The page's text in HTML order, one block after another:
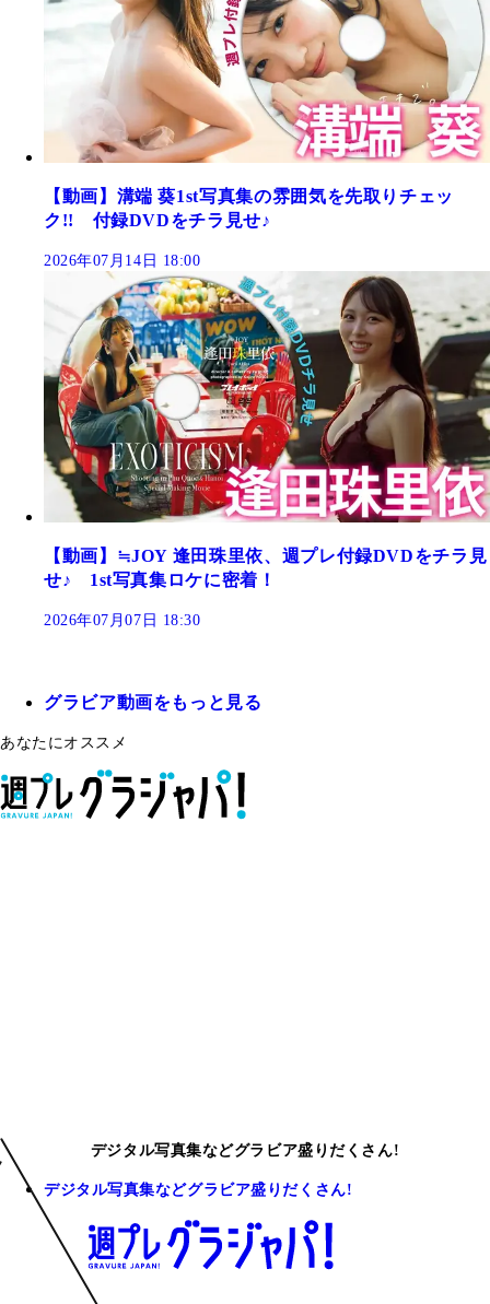
【動画】溝端 葵1st写真集の雰囲気を先取りチェッ
ク!! 付録DVDをチラ見せ♪
2026年07月14日 18:00
【動画】≒JOY 逢田珠里依、週プレ付録DVDをチラ見
せ♪ 1st写真集ロケに密着！
2026年07月07日 18:30
グラビア動画をもっと見る
あなたにオススメ
デジタル写真集などグラビア盛りだくさん!
デジタル写真集などグラビア盛りだくさん!